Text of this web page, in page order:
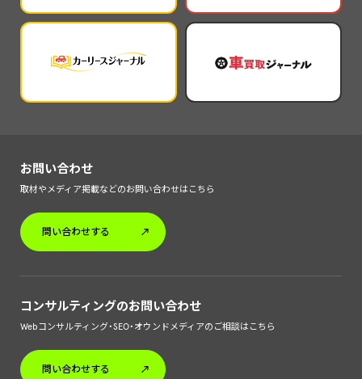
お問い合わせ
取材やメディア掲載などのお問い合わせはこちら
問い合わせする
コンサルティングのお問い合わせ
Webコンサルティング・SEO・オウンドメディアのご相談はこちら
問い合わせする